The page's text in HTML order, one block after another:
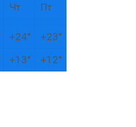
Чт Пт
+24° +23°
+13° +12°